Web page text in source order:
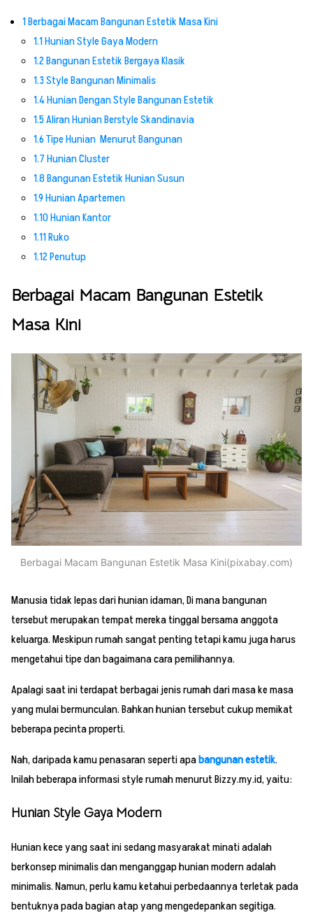
1Berbagai Macam Bangunan Estetik Masa Kini
1.1Hunian Style Gaya Modern
1.2Bangunan Estetik Bergaya Klasik
1.3Style Bangunan Minimalis
1.4Hunian Dengan Style Bangunan Estetik
1.5Aliran Hunian Berstyle Skandinavia
1.6Tipe Hunian Menurut Bangunan
1.7Hunian Cluster
1.8Bangunan Estetik Hunian Susun
1.9Hunian Apartemen
1.10Hunian Kantor
1.11Ruko
1.12Penutup
Berbagai Macam Bangunan Estetik
Masa Kini
Berbagai Macam Bangunan Estetik Masa Kini(pixabay.com)
Manusia tidak lepas dari hunian idaman, Di mana bangunan
tersebut merupakan tempat mereka tinggal bersama anggota
keluarga. Meskipun rumah sangat penting tetapi kamu juga harus
mengetahui tipe dan bagaimana cara pemilihannya.
Apalagi saat ini terdapat berbagai jenis rumah dari masa ke masa
yang mulai bermunculan. Bahkan hunian tersebut cukup memikat
beberapa pecinta properti.
Nah, daripada kamu penasaran seperti apabangunan estetik.
Inilah beberapa informasi style rumah menurut Bizzy.my.id, yaitu:
Hunian Style Gaya Modern
Hunian kece yang saat ini sedang masyarakat minati adalah
berkonsep minimalis dan menganggap hunian modern adalah
minimalis. Namun, perlu kamu ketahui perbedaannya terletak pada
bentuknya pada bagian atap yang mengedepankan segitiga.